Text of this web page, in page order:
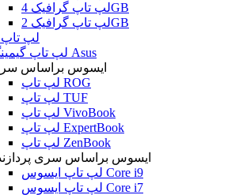
لپ تاپ گرافیک 4GB
لپ تاپ گرافیک 2GB
لپ
لپ تاپ گیمینگ Asus
ایسوس براساس
لپ تاپ ROG
لپ تاپ TUF
لپ تاپ VivoBook
لپ تاپ ExpertBook
لپ تاپ ZenBook
ایسوس براساس سری
لپ تاپ ایسوس Core i9
لپ تاپ ایسوس Core i7